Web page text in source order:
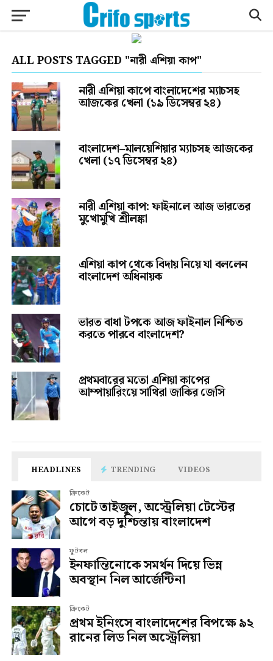
ALL POSTS TAGGED "নারী এশিয়া কাপ"
নারী এশিয়া কাপে বাংলাদেশের ম্যাচসহ
আজকের খেলা (১৯ ডিসেম্বর ২৪)
বাংলাদেশ–মালয়েশিয়ার ম্যাচসহ আজকের
খেলা (১৭ ডিসেম্বর ২৪)
নারী এশিয়া কাপ: ফাইনালে আজ ভারতের
মুখোমুখি শ্রীলঙ্কা
এশিয়া কাপ থেকে বিদায় নিয়ে যা বললেন
বাংলাদেশ অধিনায়ক
ভারত বাধা টপকে আজ ফাইনাল নিশ্চিত
করতে পারবে বাংলাদেশ?
প্রথমবারের মতো এশিয়া কাপের
আম্পায়ারিংয়ে সাথিরা জাকির জেসি
HEADLINES TRENDING VIDEOS
ক্রিকেট
চোটে তাইজুল, অস্ট্রেলিয়া টেস্টের
আগে বড় দুশ্চিন্তায় বাংলাদেশ
ফুটবল
ইনফান্তিনোকে সমর্থন দিয়ে ভিন্ন
অবস্থান নিল আর্জেন্টিনা
ক্রিকেট
প্রথম ইনিংসে বাংলাদেশের বিপক্ষে ৯২
রানের লিড নিল অস্ট্রেলিয়া